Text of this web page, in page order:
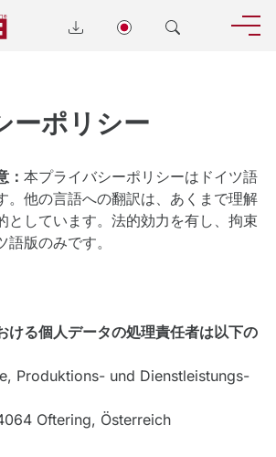
ーポリシー
： 本プライバシーポリシーはドイツ語
。他の言語への翻訳は、あくまで理解
としています。法的効力を有し、拘束
版のみです。
ける個人データの処理責任者は以下の
Produktions- und Dienstleistungs-
Oftering, Österreich